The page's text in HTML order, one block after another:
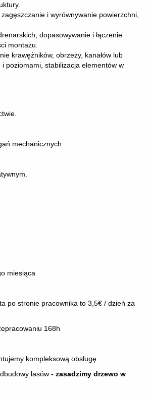
i wyrównywanie powierzchni,
dopasowywanie i łączenie
montażu.
krawężników, obrzeży, kanałów lub
poziomami, stabilizacja elementów w
mechanicznych.
miesiąca
po stronie pracownika to 3,5€ / dzień za
168h
kompleksową obsługę
lasów - zasadzimy drzewo w